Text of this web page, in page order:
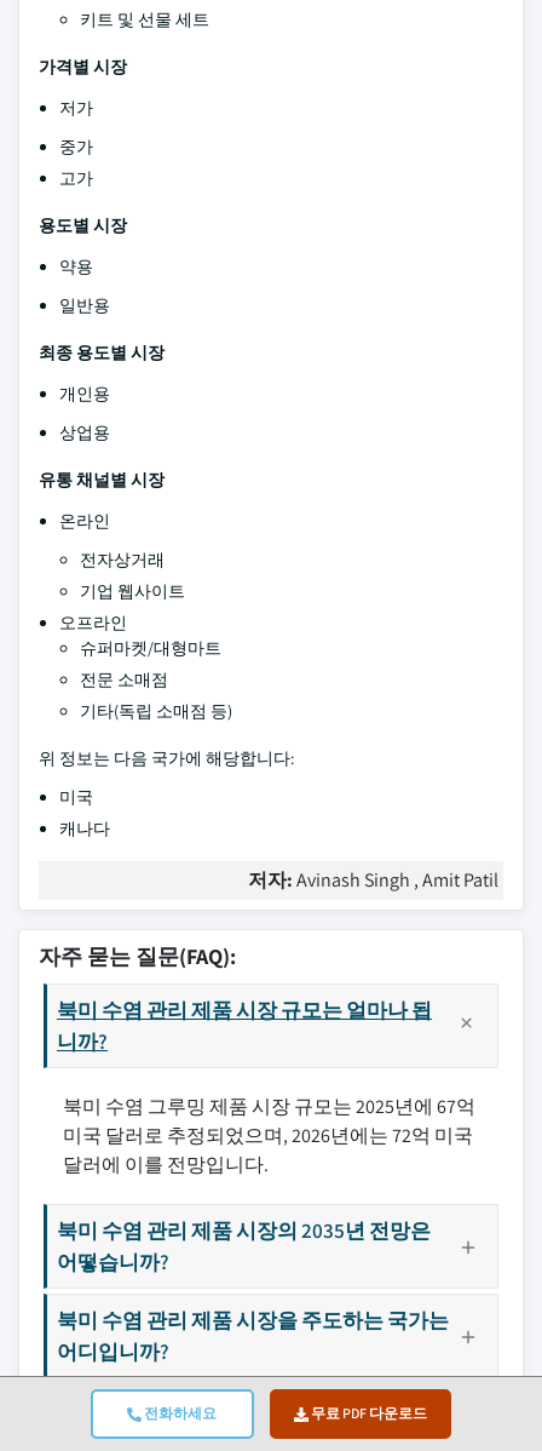
전화하세요 무료 PDF 다운로드
키트 및 선물 세트
가격별 시장
저가
중가
고가
용도별 시장
약용
일반용
최종 용도별 시장
개인용
상업용
유통 채널별 시장
온라인
전자상거래
기업 웹사이트
오프라인
슈퍼마켓/대형마트
전문 소매점
기타(독립 소매점 등)
위 정보는 다음 국가에 해당합니다:
미국
캐나다
저자:Avinash Singh , Amit Patil
자주 묻는 질문(FAQ):
북미 수염 관리 제품 시장 규모는 얼마나 됩
니까?
북미 수염 그루밍 제품 시장 규모는 2025년에 67억
미국 달러로 추정되었으며, 2026년에는 72억 미국
달러에 이를 전망입니다.
북미 수염 관리 제품 시장의 2035년 전망은
어떻습니까?
북미 수염 관리 제품 시장을 주도하는 국가는
어디입니까?
북미 수염 관리 제품 시장에서 가장 빠르게
성장할 것으로 예상되는 국가는 어디입니